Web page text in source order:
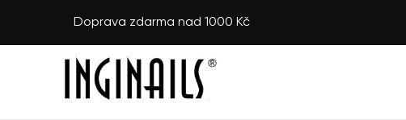
Doprava zdarma nad 1000 Kč